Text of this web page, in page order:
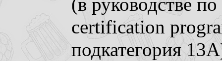
(в руководстве
certification
подкатегория